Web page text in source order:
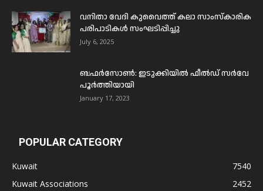
വനിതാ വേദി കുവൈത്ത് കലാ സാംസ്കാരിക
പരിപാടികൾ സംഘടിപ്പിച്ചു
July 6, 2025
ബഫര്‍സോണ്‍: ഇടുക്കിയില്‍ ഫീല്‍ഡ് സര്‍വേ
പൂര്‍ത്തിയായി
January 17, 2023
POPULAR CATEGORY
Kuwait
7540
Kuwait Associations
2452